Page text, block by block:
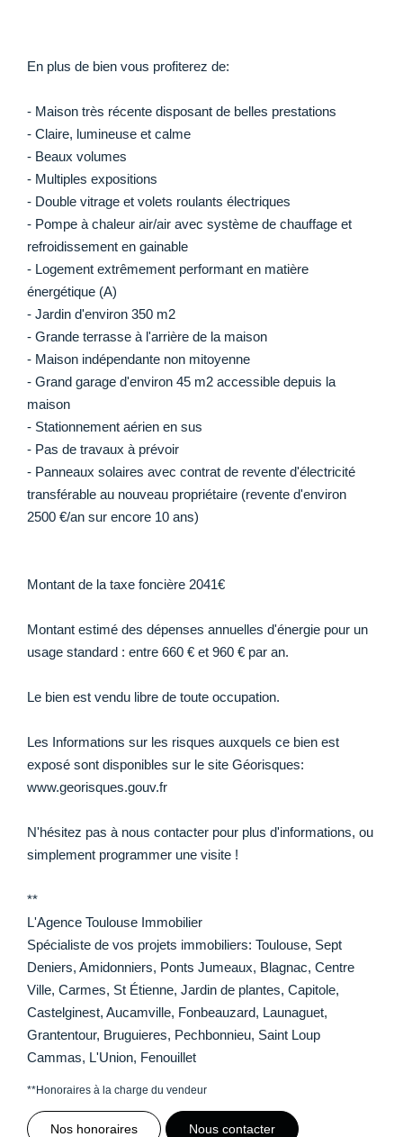
En plus de bien vous profiterez de:
- Maison très récente disposant de belles prestations
- Claire, lumineuse et calme
- Beaux volumes
- Multiples expositions
- Double vitrage et volets roulants électriques
- Pompe à chaleur air/air avec système de chauffage et
refroidissement en gainable
- Logement extrêmement performant en matière
énergétique (A)
- Jardin d'environ 350 m2
- Grande terrasse à l'arrière de la maison
- Maison indépendante non mitoyenne
- Grand garage d'environ 45 m2 accessible depuis la
maison
- Stationnement aérien en sus
- Pas de travaux à prévoir
- Panneaux solaires avec contrat de revente d'électricité
transférable au nouveau propriétaire (revente d'environ
2500 €/an sur encore 10 ans)
Montant de la taxe foncière 2041€
Montant estimé des dépenses annuelles d'énergie pour un
usage standard : entre 660 € et 960 € par an.
Le bien est vendu libre de toute occupation.
Les Informations sur les risques auxquels ce bien est
exposé sont disponibles sur le site Géorisques:
www.georisques.gouv.fr
N'hésitez pas à nous contacter pour plus d'informations, ou
simplement programmer une visite !
**
L'Agence Toulouse Immobilier
Spécialiste de vos projets immobiliers: Toulouse, Sept
Deniers, Amidonniers, Ponts Jumeaux, Blagnac, Centre
Ville, Carmes, St Étienne, Jardin de plantes, Capitole,
Castelginest, Aucamville, Fonbeauzard, Launaguet,
Grantentour, Bruguieres, Pechbonnieu, Saint Loup
Cammas, L'Union, Fenouillet
**Honoraires à la charge du vendeur
Nos honoraires Nous contacter